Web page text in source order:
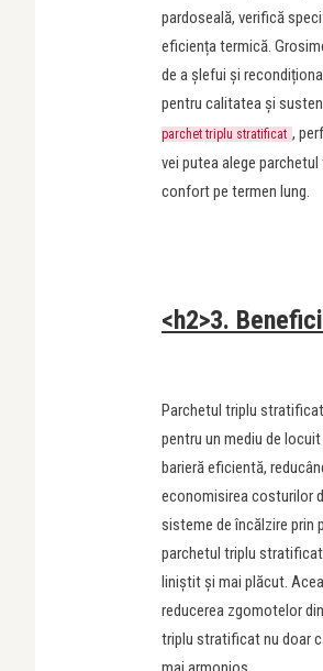
pardoseală, verifică
eficiența termică.
de a șlefui și
pentru calitatea și
parchet triplu stratificat ,
vei putea alege
confort pe termen lung.
<h2>3.
Parchetul triplu
pentru un mediu de
barieră eficientă,
economisirea costurilor
sisteme de încălzire prin
parchetul triplu
liniștit și mai plăcut.
reducerea zgomotelor
triplu stratificat nu doar